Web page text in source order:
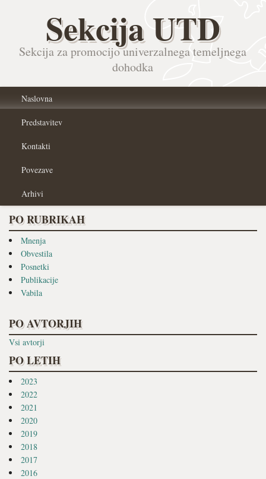
Sekcija UTD
Sekcija za promocijo univerzalnega temeljnega
dohodka
Naslovna
Predstavitev
Kontakti
Povezave
Arhivi
PO RUBRIKAH
Mnenja
Obvestila
Posnetki
Publikacije
Vabila
PO AVTORJIH
Vsi avtorji
PO LETIH
2023
2022
2021
2020
2019
2018
2017
2016